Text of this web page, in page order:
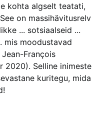
kohta algselt teatati,
on massihävitusrelv
... sotsiaalseid ...
mis moodustavad
François
2020). Selline inimeste
kuritegu, mida